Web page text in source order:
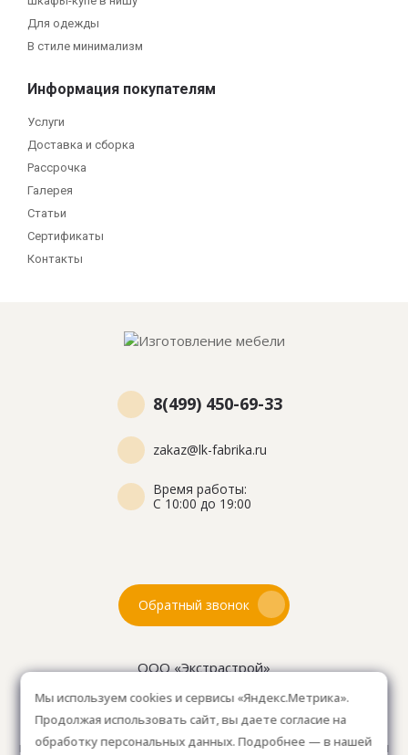
Для одежды
В стиле минимализм
Информация покупателям
Услуги
Доставка и сборка
Рассрочка
Галерея
Статьи
Сертификаты
Контакты
8(499) 450-69-33
zakaz@lk-fabrika.ru
Время работы:
С 10:00 до 19:00
Обратный звонок
ООО «Экстрастрой»
ОГРН 1157746804753
Как проехать: 15км от Мкад, в среднем 10-15 мин. на
машине.Для клиентов без авто, оплачиваем такси
Мы используем cookies и сервисы «Яндекс.Метрика».
Продолжая использовать сайт, вы даете согласие на
обработку персональных данных. Подробнее — в нашей